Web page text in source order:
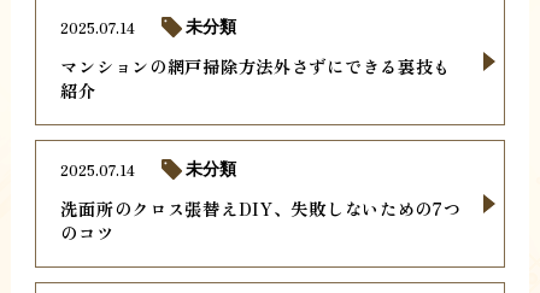
マンションの網戸掃除方法外さずにできる裏技も
紹介
2025.07.14 未分類
洗面所のクロス張替えDIY、失敗しないための7つ
のコツ
2025.07.14 未分類